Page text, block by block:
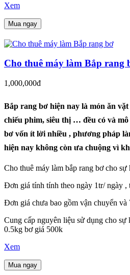
Xem
Mua ngay
Cho thuê máy làm Bắp rang
1,000,000đ
Bắp rang bơ hiện nay là món ăn
chiếu phim, siêu thị … đều có và
bơ vốn ít lời nhiều , phương pháp
hiện nay không còn ưa chuộng vì
Cho thuê máy làm bắp rang bơ cho sự
Đơn giá tính tính theo ngày 1tr/ ngày
Đơn giá chưa bao gồm vận chuyển và
Cung cấp nguyên liệu sử dụng cho
0.5kg bơ giá 500k
Xem
Mua ngay